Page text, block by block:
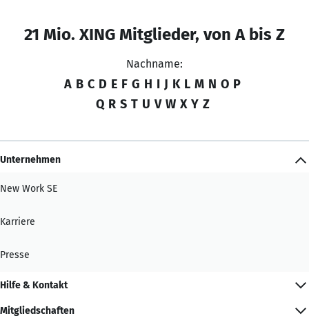
21 Mio. XING Mitglieder, von A bis Z
Nachname:
A B C D E F G H I J K L M N O P
Q R S T U V W X Y Z
Unternehmen
New Work SE
Karriere
Presse
Hilfe & Kontakt
Mitgliedschaften